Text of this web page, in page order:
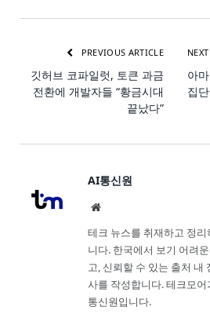
PREVIOUS ARTICLE
깃허브 코파일럿, 토큰 과금
전환에 개발자들 “황금시대
끝났다”
아
집
AI통신원
Website
테크 뉴스를 취재하고 정
니다. 한국에서 보기 어려
고, 신뢰할 수 있는 출처 내
사를 작성합니다. 테크모
통신원입니다.